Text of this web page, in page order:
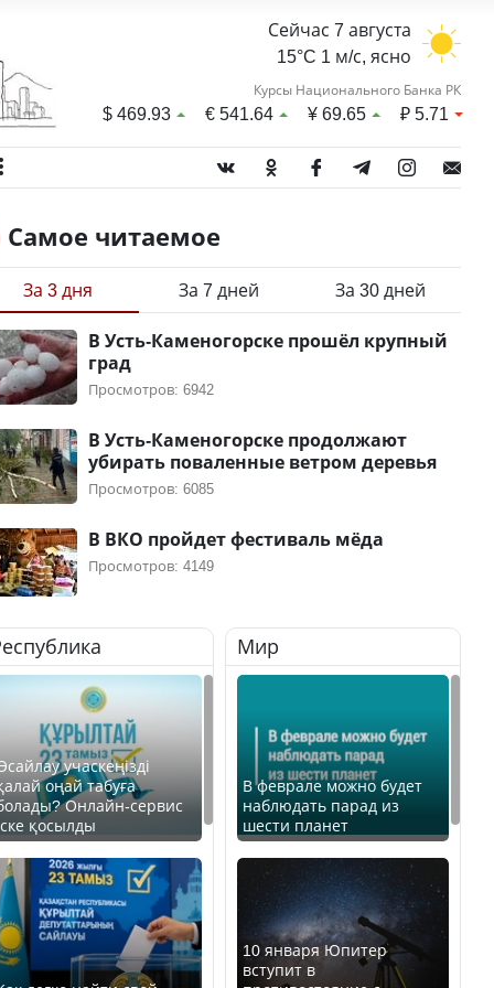
Сейчас 7 августа
15°C 1 м/с, ясно
Курсы Национального Банка РК
$469.93 €541.64 ¥69.65 ₽5.71
Самое читаемое
За 3 дня За 7 дней За 30 дней
В Усть-Каменогорске прошёл крупный
град
Просмотров: 6942
В Усть-Каменогорске продолжают
убирать поваленные ветром деревья
Просмотров: 6085
В ВКО пройдет фестиваль мёда
Просмотров: 4149
учаскеңізді
оңай табуға
Онлайн-сервис
қосылды
Мир
В феврале можно будет
наблюдать парад из
шести планет
10 января Юпитер
вступит в